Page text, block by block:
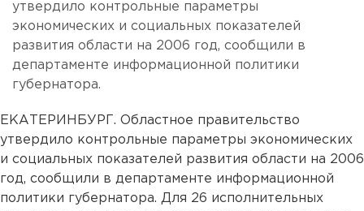
утвердило контрольные параметры
экономических и социальных показателей
развития области на 2006 год, сообщили в
департаменте информационной политики
губернатора.
ЕКАТЕРИНБУРГ. Областное правительство
утвердило контрольные параметры экономических
и социальных показателей развития области на 2006
год, сообщили в департаменте информационной
политики губернатора. Для 26 исполнительных